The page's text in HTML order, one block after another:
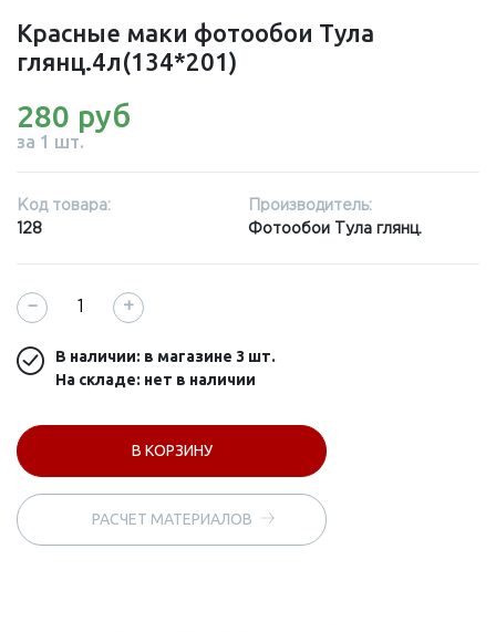
Красные маки фотообои Тула
глянц.4л(134*201)
280 руб
за 1 шт.
Код товара:
128
Производитель:
Фотообои Тула глянц.
− +
В наличии: в магазине 3 шт.
На складе: нет в наличии
В КОРЗИНУ
РАСЧЕТ МАТЕРИАЛОВ